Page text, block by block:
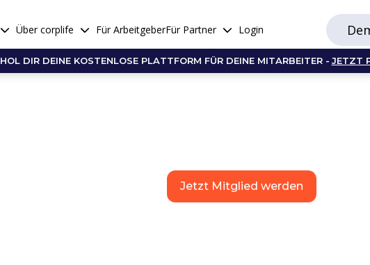
Über corplife Für ArbeitgeberFür Partner Login
HOL DIR DEINE KOSTENLOSE PLATTFORM FÜR DEINE MITARBEITER - JETZT
Jetzt Mitglied werden